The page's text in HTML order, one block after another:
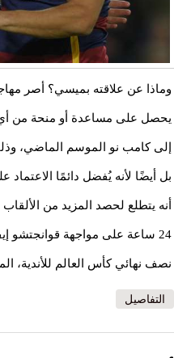
وماذا عن علاقته بميسي؟ أصر
يحصل على مساعدة أو منحة من
إلى كامب نو الموسم الماضي،
بل أيضًا لأنه يُفضل دائمًا
أنه يتطلع لحصد المزيد من
24 ساعة على مواجهة قوانجتشو
نصف نهائي كأس العالم للأندية،
التفاصيل